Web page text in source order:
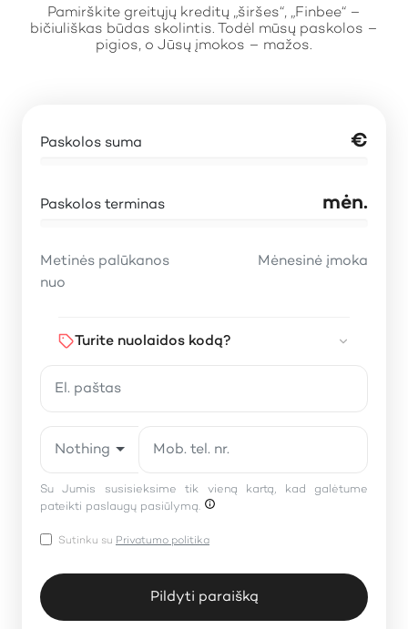
Paskolos suma €
Paskolos terminas mėn.
Metinės palūkanos
nuo
Mėnesinė įmoka
Turite nuolaidos kodą?
Nothing selected
Su Jumis susisieksime tik vieną kartą, kad galėtume
pateikti paslaugų pasiūlymą.
Sutinku su Privatumo politika
Pildyti paraišką
Pamirškite greitųjų kreditų „širšes“, „Finbee“ –
bičiuliškas būdas skolintis. Todėl mūsų paskolos –
pigios, o Jūsų įmokos – mažos.